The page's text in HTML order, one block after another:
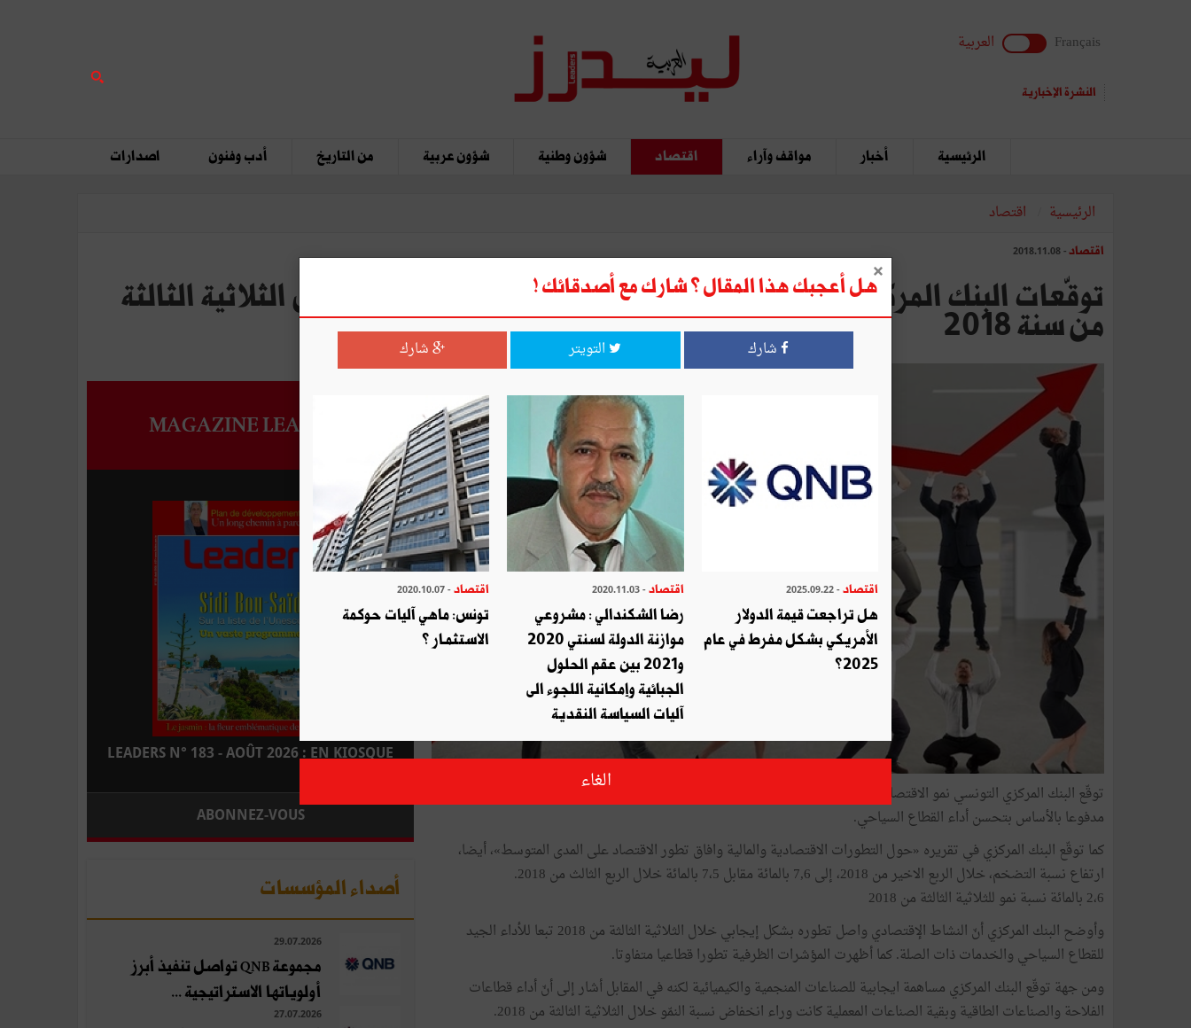
Français العربية
النشرة الإخبارية
الرئيسية أخبار مواقف وآراء اقتصاد شؤون وطنية شؤون عربية من التاريخ أدب وفنون اصدارات
الرئيسية اقتصاد
اقتصاد - 2018.11.08
توقّعات البنك المركزي التونسي: 2,6 بالمائة نسبة النمّو الاقتصادي خلال الثلاثية الثالثة
من سنة 2018
مدفوعا بالأساس بتحسن أداء القطاع السياحي.
كما توقّع البنك المركزي في تقريره «حول التطورات الاقتصادية والمالية وافاق تطور الاقتصاد على المدى المتوسط»، أيضا،
ارتفاع نسبة التضخم، خلال الربع الاخير من 2018، إلى 7,6 بالمائة مقابل 7،5 بالمائة خلال الربع الثالث من 2018.
2،6 بالمائة نسبة نمو للثلاثية الثالثة من 2018
وأوضح البنك المركزي أنّ النشاط الإقتصادي واصل تطوره بشكل إيجابي خلال الثلاثية الثالثة من 2018 تبعا للأداء الجيد
للقطاع السياحي والخدمات ذات الصلة. كما أظهرت المؤشرات الظرفية تطورا قطاعيا متفاوتا.
ومن جهة توقّع البنك المركزي مساهمة ايجابية للصناعات المنجمية والكيميائية لكنه في المقابل أشار إلى أنّ أداء قطاعات
الفلاحة والصناعات الطاقية وبقية الصناعات المعملية كانت وراء انخفاض نسبة النمّو خلال الثلاثية الثالثة من 2018.
MAGAZINE LEADERS
LEADERS N° 183 - AOÛT 2026 : EN KIOSQUE
ABONNEZ-VOUS
أصداء المؤسسات
29.07.2026
مجموعة QNB تواصل تنفيذ أبرز
أولوياتها الاستراتيجية ...
27.07.2026
هل أعجبك هذا المقال ؟ شارك مع أصدقائك !
شارك التويتر شارك
اقتصاد - 2025.09.22
هل تراجعت قيمة الدولار
الأمريكي بشكل مفرط في عام
2025؟
اقتصاد - 2020.11.03
رضا الشكندالي : مشروعي
موازنة الدولة لسنتي 2020
و2021 بين عقم الحلول
الجبائية وإمكانية اللجوء الى
آليات السياسة النقدية
اقتصاد- 2020.10.07
تونس: ماهي آليات حوكمة
الاستثمـار ؟
الغاء